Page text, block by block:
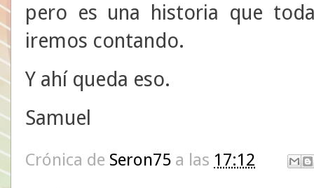
pero es una historia que
iremos contando.
Y ahí queda eso.
Samuel
Crónica de Seron75 a las 17:12